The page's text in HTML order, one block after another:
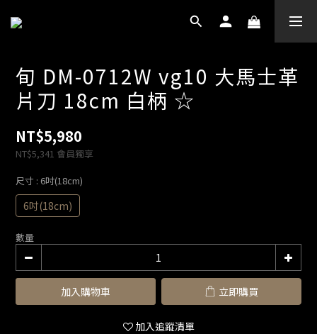
旬 DM-0712W vg10 大馬士革
片刀 18cm 白柄 ☆
NT$5,980
NT$5,341 會員獨享
尺寸 : 6吋(18cm)
6吋(18cm)
數量
加入購物車 立即購買
加入追蹤清單